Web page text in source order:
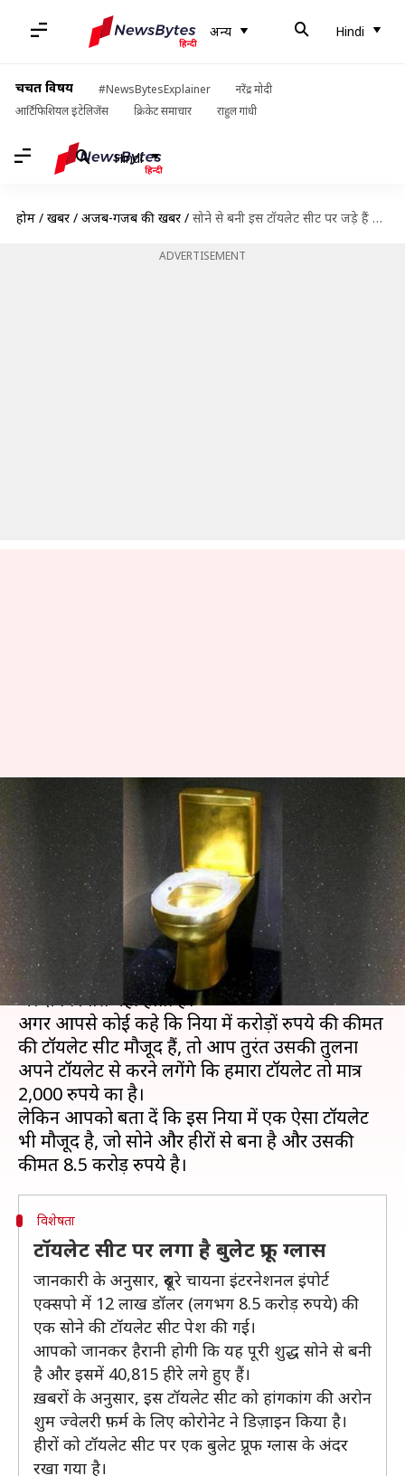
अन्य Hindi
चर्चित विषय #NewsBytesExplainer
नरेंद्र मोदी
आर्टिफिशियल इंटेलिजेंस
क्रिकेट समाचार राहुल गांधी
Hindi
होम / खबरें / अजब-गजब की खबरें / सोने से बनी इस टॉयलेट सीट पर जड़े हैं 40,815 हीरे, कीमत 8.5 करोड़ रुपये
ADVERTISEMENT
सोने से बनी इस टॉयलेट सीट पर जड़े
हैं 40,815 हीरे, कीमत 8.5 करोड़
रुपये
लेखन प्रदीप मौर्य Nov 08, 2019 05:59 pm
क्या है खबर?
दुनिया में कई ऐसी चीजें मौजूद हैं, जिसके बारे में सुनकर
जल्दी विश्वास नहीं होता है।
अगर आपसे कोई कहे कि दुनिया में करोड़ों रुपये की कीमत
की टॉयलेट सीट मौजूद हैं, तो आप तुरंत उसकी तुलना
अपने टॉयलेट से करने लगेंगे कि हमारा टॉयलेट तो मात्र
2,000 रुपये का है।
लेकिन आपको बता दें कि इस दुनिया में एक ऐसा टॉयलेट
भी मौजूद है, जो सोने और हीरों से बना है और उसकी
विशेषता
टॉयलेट सीट पर लगा है बुलेट प्रूफ ग्लास
जानकारी के अनुसार, दूसरे चायना इंटरनेशनल इंपोर्ट
एक्सपो में 12 लाख डॉलर (लगभग 8.5 करोड़ रुपये) की
एक सोने की टॉयलेट सीट पेश की गई।
आपको जानकर हैरानी होगी कि यह पूरी शुद्ध सोने से बनी
है और इसमें 40,815 हीरे लगे हुए हैं।
ख़बरों के अनुसार, इस टॉयलेट सीट को हांगकांग की अरोन
शुम ज्वेलरी फ़र्म के लिए कोरोनेट ने डिज़ाइन किया है।
हीरों को टॉयलेट सीट पर एक बुलेट प्रूफ ग्लास के अंदर
रखा गया है।